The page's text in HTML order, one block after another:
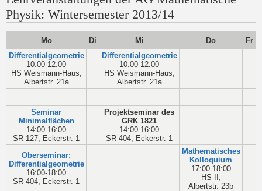
Physik: Wintersemester 2013/14
Mo Di Mi Do
Fr
Differentialgeometrie
10:00-12:00
HS Weismann-Haus,
Albertstr. 21a
Differentialgeometrie
10:00-12:00
HS Weismann-Haus,
Albertstr. 21a
Seminar
Minimalflächen
14:00-16:00
SR 127, Eckerstr. 1
Projektseminar des
GRK 1821
14:00-16:00
SR 404, Eckerstr. 1
Oberseminar:
Differentialgeometrie
16:00-18:00
SR 404, Eckerstr. 1
Mathematisches
Kolloquium
17:00-18:00
HS II,
Albertstr. 23b